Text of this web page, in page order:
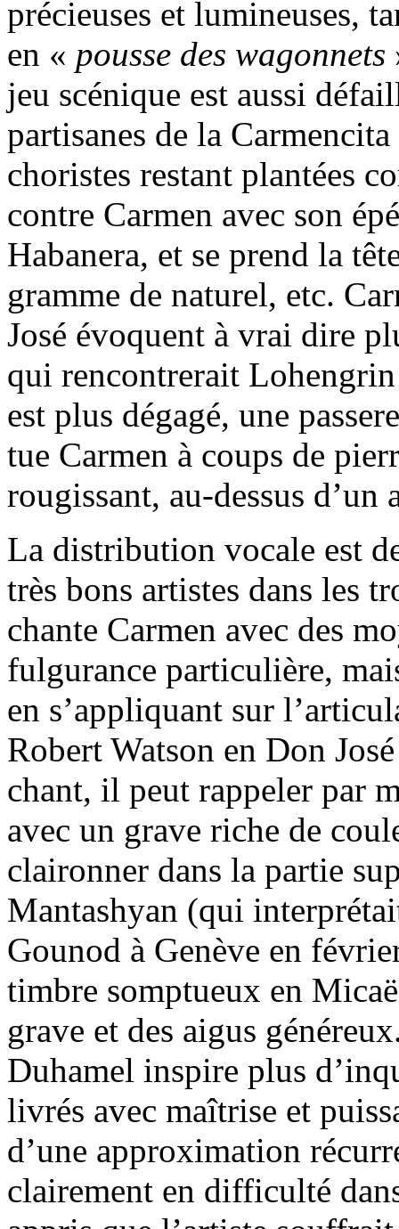
précieuses et lumineuses,
en « pousse des wagonnets
jeu scénique est aussi
partisanes de la
choristes restant plantées
contre Carmen avec son
Habanera, et se prend la
gramme de naturel, etc.
José évoquent à vrai dire
qui rencontrerait
est plus dégagé, une
tue Carmen à coups de
rougissant, au-dessus d’un
La distribution vocale est
très bons artistes dans les
chante Carmen avec des
fulgurance particulière,
en s’appliquant sur
Robert Watson en Don
chant, il peut rappeler par
avec un grave riche de
claironner dans la partie
Mantashyan (qui
Gounod à Genève en
timbre somptueux en
grave et des aigus
Duhamel inspire plus
livrés avec maîtrise et
d’une approximation
clairement en difficulté